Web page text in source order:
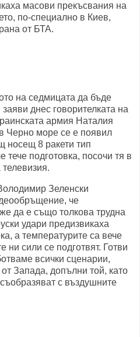
масови прекъсвания на
по-специално в Киев,
от БТА.
на седмицата да бъде
днес говорителката на
армия Наталия
Черно море се е появил
носещ 8 ракети тип
тече подготовка, посочи тя в
Зеленски
че
да е също толкова трудна
удари предизвикаха
а температурите са вече
сили се подготвят. Готви
всички сценарии,
Запада, допълни той, като
с въздушните